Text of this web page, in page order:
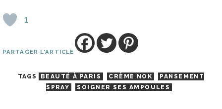
1
PARTAGER L'ARTICLE
TAGS BEAUTÉ À PARIS CRÈME NOK
PANSEMENT
SPRAY
SOIGNER SES AMPOULES